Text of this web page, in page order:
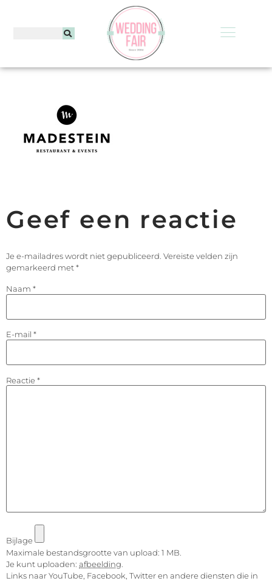
Geef een reactie
Je e-mailadres wordt niet gepubliceerd. Vereiste velden zijn
gemarkeerd met*
Naam *
E-mail *
Reactie *
Bijlage
Maximale bestandsgrootte van upload: 1 MB.
Je kunt uploaden: afbeelding
Links naar YouTube, Facebook, Twitter en andere diensten die in